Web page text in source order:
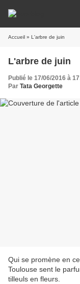
Accueil » L'arbre de juin
L'arbre de juin
Publié le 17/06/2016 à
Par Tata Georgette
Qui se promène en
Toulouse sent le
tilleuls en fleurs.